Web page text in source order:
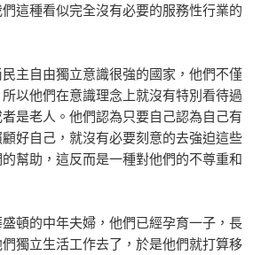
這種看似完全沒有必要的服務性行業的
主自由獨立意識很強的國家，他們不僅
以他們在意識理念上就沒有特別看待過
是老人。他們認為只要自己認為自己有
好自己，就沒有必要刻意的去強迫這些
幫助，這反而是一種對他們的不尊重和
頓的中年夫婦，他們已經孕育一子，長
獨立生活工作去了，於是他們就打算移